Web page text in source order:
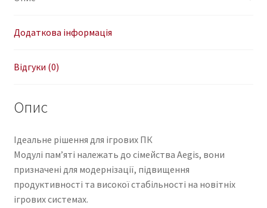
Додаткова інформація
Відгуки (0)
Опис
Ідеальне рішення для ігрових ПК
Модулі пам’яті належать до сімейства Aegis, вони
призначені для модернізації, підвищення
продуктивності та високої стабільності на новітніх
ігрових системах.